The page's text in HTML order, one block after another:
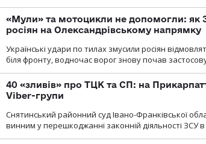
«Мули» та мотоцикли не допомогли: як
росіян на Олександрівському напрямку
Українські удари по тилах змусили росіян
біля фронту, водночас ворог знову почав
40 «зливів» про ТЦК та СП: на
Viber-групи
Снятинський районний суд Івано-Франківської
винним у перешкоджанні законній діяльності ЗСУ